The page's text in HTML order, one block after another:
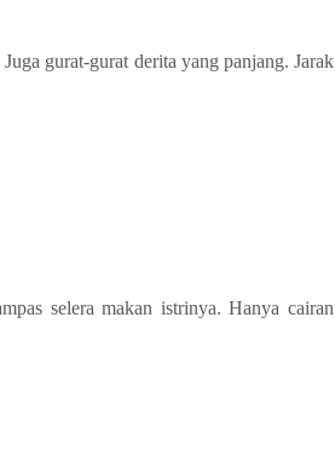
gurat-gurat derita yang panjang. Jarak
selera makan istrinya. Hanya cairan